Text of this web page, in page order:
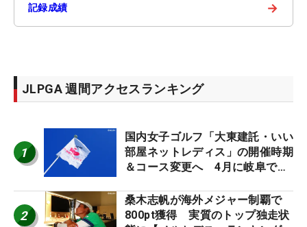
記録成績 →
JLPGA 週間アクセスランキング
1
国内女子ゴルフ「大東建託・いい
部屋ネットレディス」の開催時期
＆コース変更へ 4月に岐阜で開
2
桑木志帆が海外メジャー制覇で
800pt獲得 実質のトップ独走状